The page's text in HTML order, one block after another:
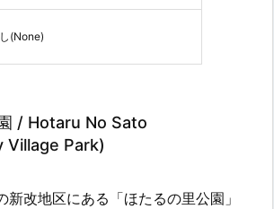
(None)
/ Hotaru No Sato
Village Park)
新改地区にある「ほたるの里公園」